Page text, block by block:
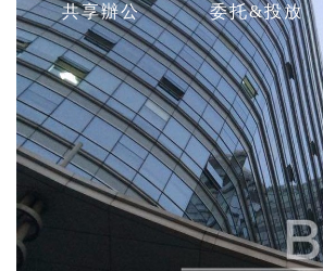
共享辦公 委托&投放